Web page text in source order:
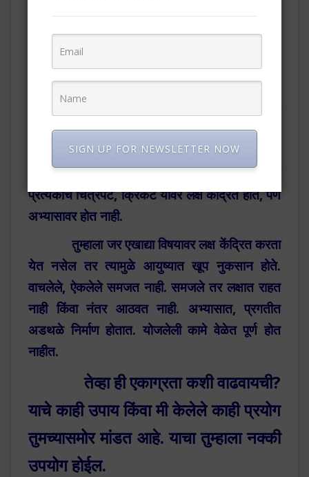
स्थिर करण्याची जी क्षमता/ शक्ती
असते, तिला एकाग्रता असे म्हणतात.
असते, तर काहींची जास्त. काही जण तासनतास एकाच
विषयावर, कामावर मन एकाग्र करू शकतात. तर बरेच
जण काही मिनिटही करू शकत नाहीत.आपल्यापैकी
प्रत्येकाचे चित्रपट, क्रिकेट यावर लक्ष केंद्रित होते, पण
अभ्यासावर होत नाही.
तुम्हाला जर एखाद्या विषयावर लक्ष केंद्रित करता
येत नसेल तर त्यामुळे आयुष्यात खूप नुकसान होते.
वाचलेले, ऐकलेले समजत नाही. समजले तर लक्षात राहत
नाही किंवा नंतर आठवत नाही. अभ्यासात, प्रगतीत
अडथळे निर्माण होतात. योजलेली कामे वेळेत पूर्ण होत
नाहीत.
तेव्हा ही एकाग्रता कशी वाढवायची?
याचे काही उपाय किंवा मी केलेले काही प्रयोग
तुमच्यासमोर मांडत आहे. याचा तुम्हाला नक्की
उपयोग होईल.
SIGN UP FOR NEWSLETTER NOW